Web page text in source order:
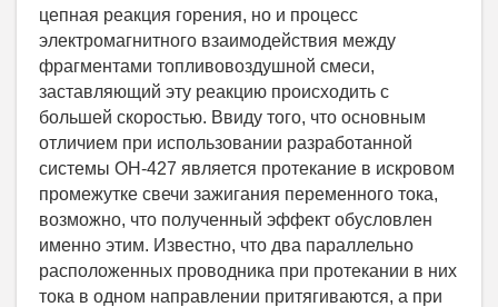
цепная реакция горения, но и процесс
электромагнитного взаимодействия между
фрагментами топливовоздушной смеси,
заставляющий эту реакцию происходить с
большей скоростью. Ввиду того, что основным
отличием при использовании разработанной
системы ОН-427 является протекание в искровом
промежутке свечи зажигания переменного тока,
возможно, что полученный эффект обусловлен
именно этим. Известно, что два параллельно
расположенных проводника при протекании в них
тока в одном направлении притягиваются, а при